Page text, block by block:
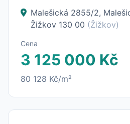
Malešická 2855/2,
Žižkov 130 00 (Žižkov)
Cena
3 125 000 Kč
80 128 Kč/m²